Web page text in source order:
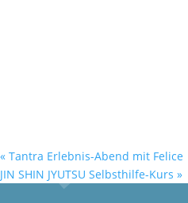
« Tantra Erlebnis-Abend mit Felice
JIN SHIN JYUTSU Selbsthilfe-Kurs »